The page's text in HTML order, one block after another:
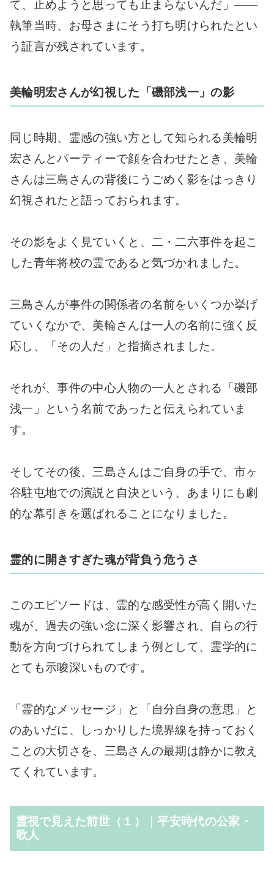
て、止めようと思っても止まらないんだ」――
執筆当時、お母さまにそう打ち明けられたとい
う証言が残されています。
美輪明宏さんが幻視した「磯部浅一」の影
同じ時期、霊感の強い方として知られる美輪明
宏さんとパーティーで顔を合わせたとき、美輪
さんは三島さんの背後にうごめく影をはっきり
幻視されたと語っておられます。
その影をよく見ていくと、二・二六事件を起こ
した青年将校の霊であると気づかれました。
三島さんが事件の関係者の名前をいくつか挙げ
ていくなかで、美輪さんは一人の名前に強く反
応し、「その人だ」と指摘されました。
それが、事件の中心人物の一人とされる「磯部
浅一」という名前であったと伝えられていま
す。
そしてその後、三島さんはご自身の手で、市ヶ
谷駐屯地での演説と自決という、あまりにも劇
的な幕引きを選ばれることになりました。
霊的に開きすぎた魂が背負う危うさ
このエピソードは、霊的な感受性が高く開いた
魂が、過去の強い念に深く影響され、自らの行
動を方向づけられてしまう例として、霊学的に
とても示唆深いものです。
「霊的なメッセージ」と「自分自身の意思」と
のあいだに、しっかりした境界線を持っておく
ことの大切さを、三島さんの最期は静かに教え
てくれています。
霊視で見えた前世（１）｜平安時代の公家・
歌人